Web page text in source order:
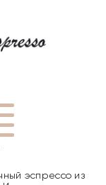
эспрессо из